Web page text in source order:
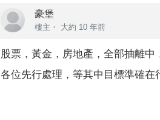
豪堡
樓主 ・ 大約 10 年前
股票，黃金，房地產，全部抽離
各位先行處理，等其中目標準確在